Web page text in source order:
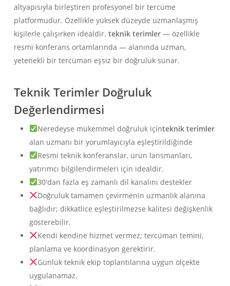
altyapısıyla birleştiren profesyonel bir tercüme
platformudur. Özellikle yüksek düzeyde uzmanlaşmış
kişilerle çalışırken idealdir. teknik terimler— özellikle
resmi konferans ortamlarında — alanında uzman,
yetenekli bir tercüman eşsiz bir doğruluk sunar.
Teknik Terimler Doğruluk
Değerlendirmesi
Neredeyse mükemmel doğruluk içinteknik terimler
alan uzmanı bir yorumlayıcıyla eşleştirildiğinde
Resmi teknik konferanslar, ürün lansmanları,
yatırımcı bilgilendirmeleri için idealdir.
30'dan fazla eş zamanlı dil kanalını destekler
Doğruluk tamamen çevirmenin uzmanlık alanına
bağlıdır; dikkatlice eşleştirilmezse kalitesi değişkenlik
gösterebilir.
Kendi kendine hizmet vermez; tercüman temini,
planlama ve koordinasyon gerektirir.
Günlük teknik ekip toplantılarına uygun ölçekte
uygulanamaz.